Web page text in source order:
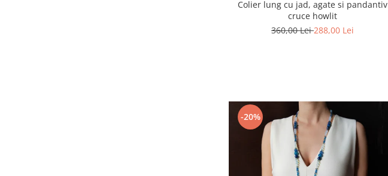
Colier lung cu jad, agate si pandantiv
cruce howlit
360,00 Lei288,00 Lei
-20%